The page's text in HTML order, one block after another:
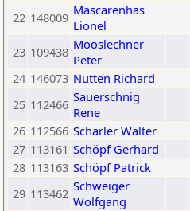
22 148009 Mascarenhas
Lionel
23 109438 Mooslechner
Peter
24 146073 Nutten Richard
25 112466 Sauerschnig
Rene
26 112566 Scharler Walter
27 113161 Schöpf Gerhard
28 113163 Schöpf Patrick
29 113462 Schweiger
Wolfgang